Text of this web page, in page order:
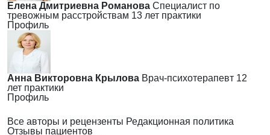
Елена Дмитриевна Романова Специалист по
тревожным расстройствам 13 лет практики
Профиль
Анна Викторовна Крылова Врач-психотерапевт 12
лет практики
Профиль
Все авторы и рецензенты Редакционная политика
Отзывы пациентов